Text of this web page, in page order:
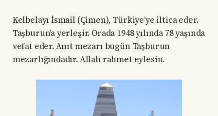
Kelbelayı İsmail (Çimen), Türkiye’ye iltica eder.
Taşburun’a yerleşir. Orada 1948 yılında 78 yaşında
vefat eder. Anıt mezarı bugün Taşburun
mezarlığındadır. Allah rahmet eylesin.